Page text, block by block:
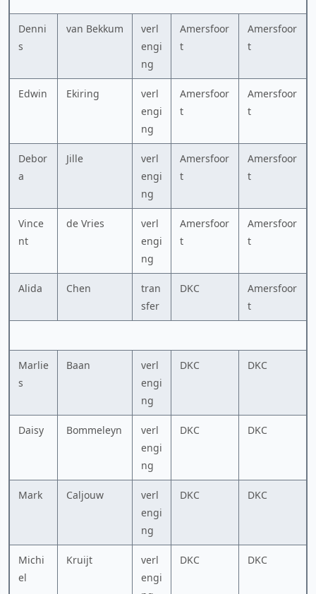
Denni
s
van Bekkum
verl
engi
ng
Amersfoor
t
Amersfoor
t
Edwin Ekiring
verl
engi
ng
Amersfoor
t
Amersfoor
t
Debor
a
Jille
verl
engi
ng
Amersfoor
t
Amersfoor
t
Vince
nt
de Vries
verl
engi
ng
Amersfoor
t
Amersfoor
t
Alida Chen
tran
sfer
DKC
Amersfoor
t
Marlie
s
Baan
verl
engi
ng
DKC DKC
Daisy Bommeleyn
verl
engi
ng
DKC DKC
Mark Caljouw
verl
engi
ng
DKC DKC
Michi
el
Kruijt
verl
engi
DKC DKC